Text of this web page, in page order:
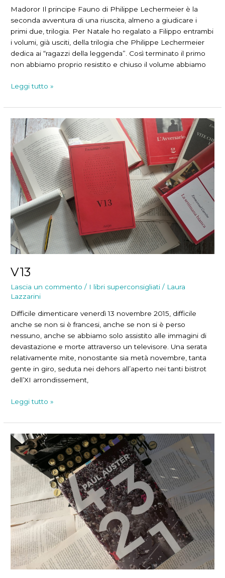
Madoror Il principe Fauno di Philippe Lechermeier è la
seconda avventura di una riuscita, almeno a giudicare i
primi due, trilogia. Per Natale ho regalato a Filippo entrambi
i volumi, già usciti, della trilogia che Philippe Lechermeier
dedica ai “ragazzi della leggenda”. Così terminato il primo
non abbiamo proprio resistito e chiuso il volume abbiamo
Il
verso
Maldoror
continua
Leggi tutto »
V13
Lascia un commento / I libri superconsigliati / Laura
Lazzarini
Difficile dimenticare venerdì 13 novembre 2015, difficile
anche se non si è francesi, anche se non si è perso
nessuno, anche se abbiamo solo assistito alle immagini di
devastazione e morte attraverso un televisore. Una serata
relativamente mite, nonostante sia metà novembre, tanta
gente in giro, seduta nei dehors all’aperto nei tanti bistrot
dell’XI arrondissement,
V13
Leggi tutto »